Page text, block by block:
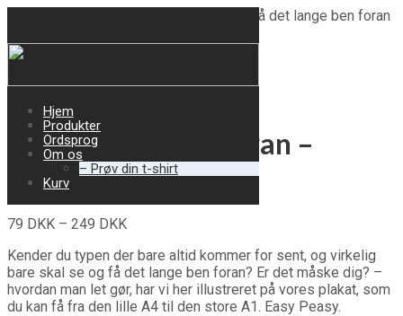
Hjem
Produkter
Ordsprog
Om os
– Prøv din t-shirt
Kurv
/ Få det lange ben foran
Få det lange ben foran –
Plakat
79 DKK – 249 DKK
Kender du typen der bare altid kommer for sent, og virkelig
bare skal se og få det lange ben foran? Er det måske dig? –
hvordan man let gør, har vi her illustreret på vores plakat, som
du kan få fra den lille A4 til den store A1. Easy Peasy.